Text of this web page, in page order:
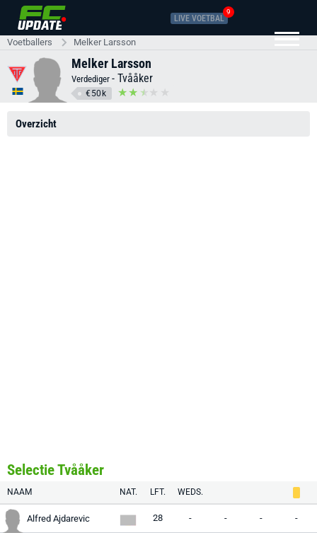
LIVE VOETBAL
9
Voetballers Melker Larsson
Melker Larsson
Verdediger - Tvååker
€50k
Overzicht
Selectie Tvååker
NAAM NAT. LFT. WEDS.
Alfred Ajdarevic 28 - - - -